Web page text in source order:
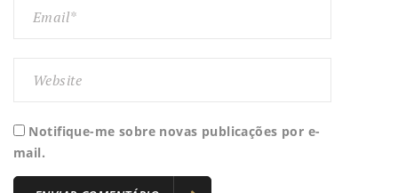
Notifique-me sobre novas publicações por e-
mail.